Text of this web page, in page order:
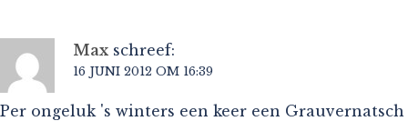
Max schreef:
16 JUNI 2012 OM 16:39
Per ongeluk 's winters een keer een Grauvernatsch